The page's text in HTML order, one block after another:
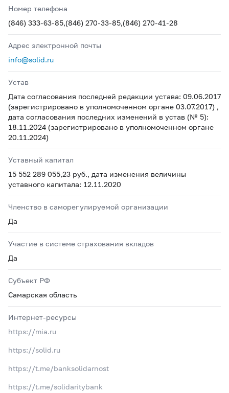
Номер телефона
(846) 333-63-85,(846) 270-33-85,(846) 270-41-28
Адрес электронной почты
info@solid.ru
Устав
Дата согласования последней редакции устава: 09.06.2017
(зарегистрировано в уполномоченном органе 03.07.2017) ,
дата согласования последних изменений в устав (№ 5):
18.11.2024 (зарегистрировано в уполномоченном органе
20.11.2024)
Уставный капитал
15 552 289 055,23 руб., дата изменения величины
уставного капитала: 12.11.2020
Членство в саморегулируемой организации
Да
Участие в системе страхования вкладов
Да
Субъект РФ
Самарская область
Интернет-ресурсы
https://mia.ru
https://solid.ru
https://t.me/banksolidarnost
https://t.me/solidaritybank